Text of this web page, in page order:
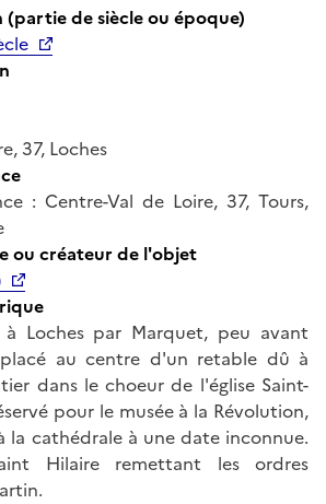
(partie de siècle ou époque)
37, Loches
: Centre-Val de Loire, 37, Tours,
ou créateur de l'objet
à Loches par Marquet, peu avant
au centre d'un retable dû à
dans le choeur de l'église Saint-
pour le musée à la Révolution,
la cathédrale à une date inconnue.
Hilaire remettant les ordres